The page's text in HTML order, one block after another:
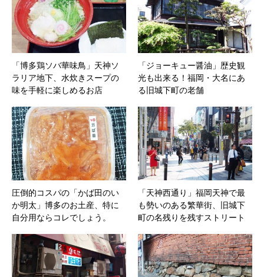
「博多鶏ソバ華味鳥」天神ソ
ラリア地下、水炊きスープの
味を手軽に楽しめるお店
「ジョーキュー醤油」歴史観
光も出来る！福岡・大名にあ
る旧城下町の老舗
圧倒的コスパの「かば田のい
か明太」博多のお土産、特に
自分用ならコレでしょう。
「天神西通り」福岡天神で最
も勢いのある繁華街、旧城下
町の名残りを残すストリート